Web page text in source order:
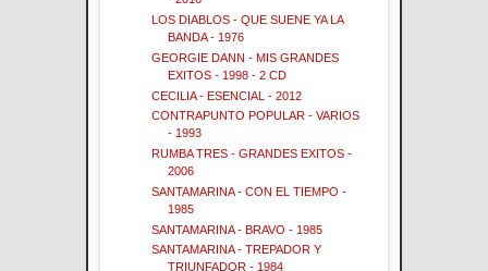
LOS DIABLOS - QUE SUENE YA LA
BANDA - 1976
GEORGIE DANN - MIS GRANDES
EXITOS - 1998 - 2 CD
CECILIA - ESENCIAL - 2012
CONTRAPUNTO POPULAR - VARIOS
- 1993
RUMBA TRES - GRANDES EXITOS -
2006
SANTAMARINA - CON EL TIEMPO -
1985
SANTAMARINA - BRAVO - 1985
SANTAMARINA - TREPADOR Y
TRIUNFADOR - 1984